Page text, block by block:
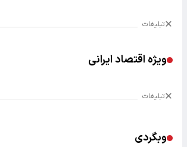
تبلیغات
ویژه اقتصاد ایرانی
تبلیغات
وبگردی